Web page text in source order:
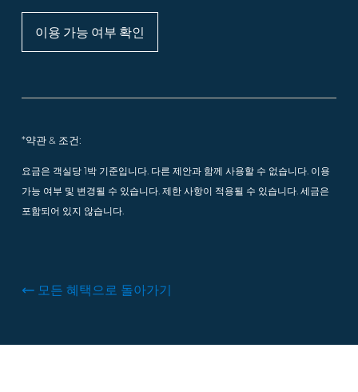
이용 가능 여부 확인
*약관 & 조건:
요금은 객실당 1박 기준입니다. 다른 제안과 함께 사용할 수 없습니다. 이용
가능 여부 및 변경될 수 있습니다. 제한 사항이 적용될 수 있습니다. 세금은
포함되어 있지 않습니다.
모든 혜택으로 돌아가기